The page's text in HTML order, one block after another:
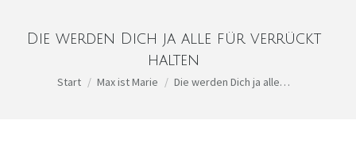
Die werden Dich ja alle für verrückt
halten
Sie befinden sich hier:
Start Max ist Marie Die werden Dich ja alle…